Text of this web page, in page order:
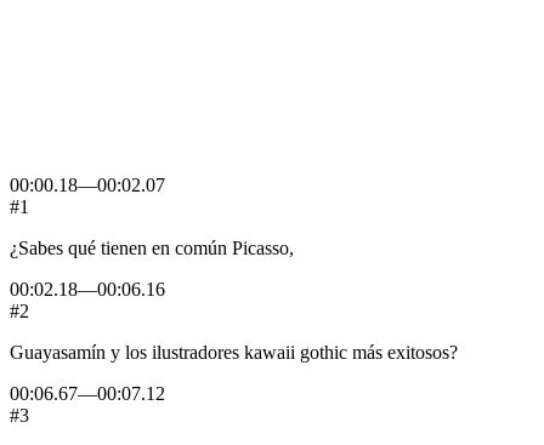
00:00.18—00:02.07
#1
¿Sabes qué tienen en común Picasso,
00:02.18—00:06.16
#2
Guayasamín y los ilustradores kawaii gothic más exitosos?
00:06.67—00:07.12
#3